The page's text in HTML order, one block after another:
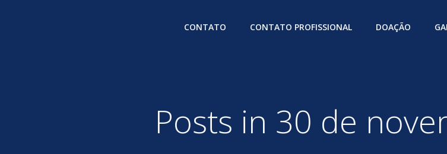
CONTATO CONTATO PROFISSIONAL DOAÇÃO
Posts in 30 de